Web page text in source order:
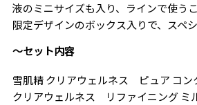
液のミニサイズも入り、ラインで使う
限定デザインのボックス入りで、スペ
～セット内容
雪肌精 クリアウェルネス ピュア コン
クリアウェルネス リファイニング ミ